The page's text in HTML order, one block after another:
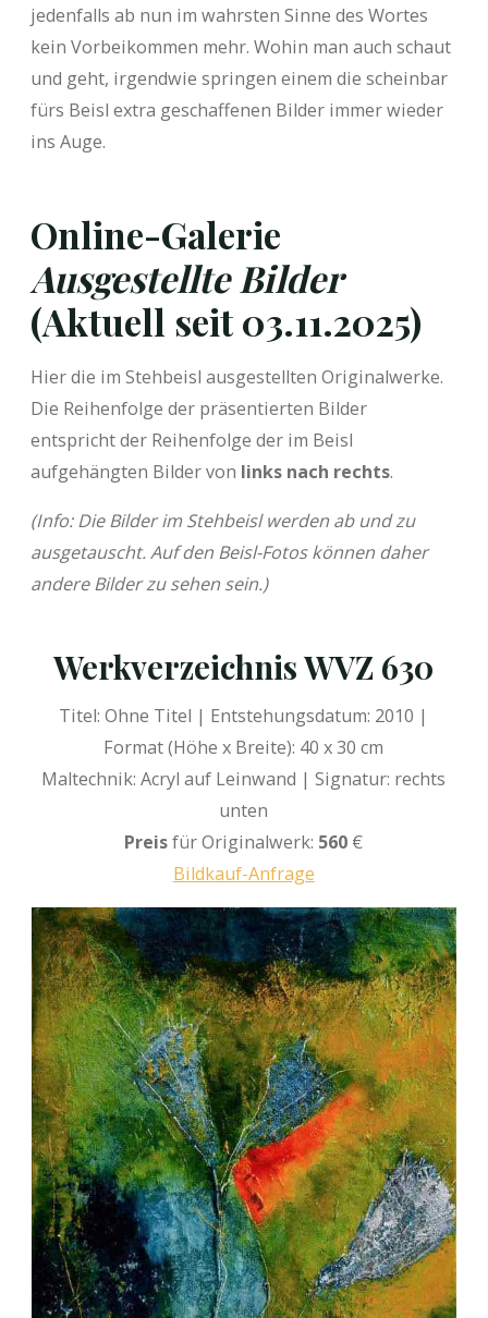
jedenfalls ab nun im wahrsten Sinne des Wortes
kein Vorbeikommen mehr. Wohin man auch schaut
und geht, irgendwie springen einem die scheinbar
fürs Beisl extra geschaffenen Bilder immer wieder
ins Auge.
Online-Galerie
Ausgestellte Bilder
(Aktuell seit 03.11.2025)
Hier die im Stehbeisl ausgestellten Originalwerke.
Die Reihenfolge der präsentierten Bilder
entspricht der Reihenfolge der im Beisl
aufgehängten Bilder von links nach rechts.
(Info: Die Bilder im Stehbeisl werden ab und zu
ausgetauscht. Auf den Beisl-Fotos können daher
andere Bilder zu sehen sein.)
Werkverzeichnis WVZ 630
Titel: Ohne Titel | Entstehungsdatum: 2010 |
Format (Höhe x Breite): 40 x 30 cm
Maltechnik: Acryl auf Leinwand | Signatur: rechts
unten
Preisfür Originalwerk: 560 €
Bildkauf-Anfrage